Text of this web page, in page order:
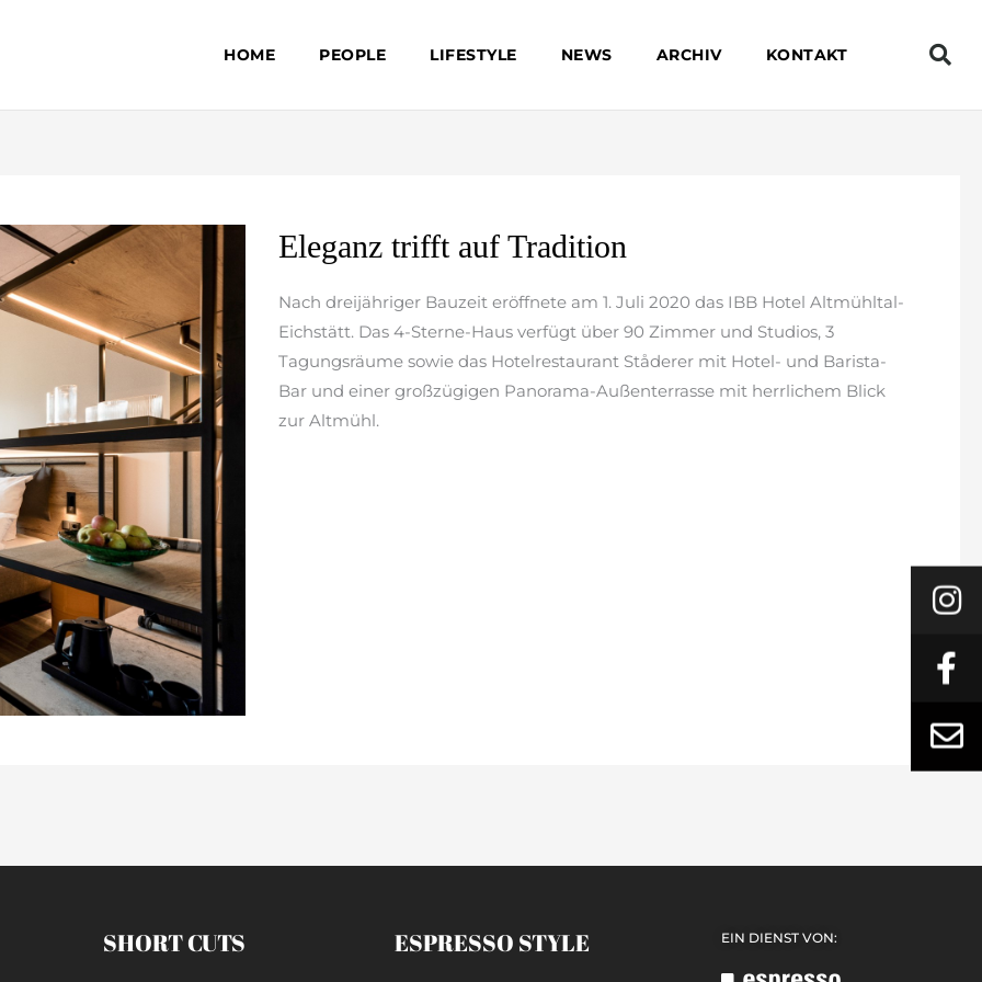
HOME PEOPLE LIFESTYLE NEWS ARCHIV KONTAKT
Eleganz trifft auf Tradition
Nach dreijähriger Bauzeit eröffnete am 1. Juli 2020 das IBB Hotel Altmühltal-
Eichstätt. Das 4-Sterne-Haus verfügt über 90 Zimmer und Studios, 3
Tagungsräume sowie das Hotelrestaurant Ståderer mit Hotel- und Barista-
Bar und einer großzügigen Panorama-Außenterrasse mit herrlichem Blick
zur Altmühl.
Eleganz
auf
Tradition
SHORT CUTS ESPRESSO STYLE EIN DIENST VON: